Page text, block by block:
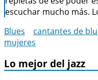
escuchar mucho más.
Blues
cantantes de
mujeres
Lo mejor del jazz